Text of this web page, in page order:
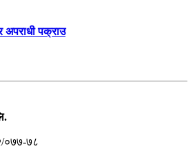
अपराधी पक्राउ
०७७-७८